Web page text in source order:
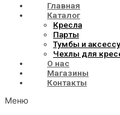
Главная
Каталог
Кресла
Парты
Тумбы и
Чехлы для
О нас
Магазины
Контакты
Меню